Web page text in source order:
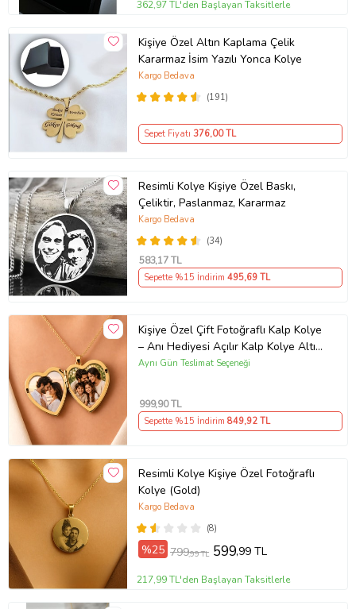
362,97 TL'den Başlayan Taksitlerle
Kişiye Özel Altın Kaplama Çelik
Kararmaz İsim Yazılı Yonca Kolye
(191)
Kargo Bedava
Sepet Fiyatı 376,00 TL
Resimli Kolye Kişiye Özel Baskı,
Çeliktir, Paslanmaz, Kararmaz
(34)
Kargo Bedava
583,17 TL
Sepette %15 İndirim 495,69 TL
Kişiye Özel Çift Fotoğraflı Kalp Kolye
– Anı Hediyesi Açılır Kalp Kolye Altın
Renk Kolye Anı Kolyesi kalp kolye,
Aynı Gün Teslimat Seçeneği
999,90 TL
Sepette %15 İndirim 849,92 TL
Resimli Kolye Kişiye Özel Fotoğraflı
Kolye (Gold)
(8)
Kargo Bedava
%25 799,99 TL 599,99 TL
217,99 TL'den Başlayan Taksitlerle